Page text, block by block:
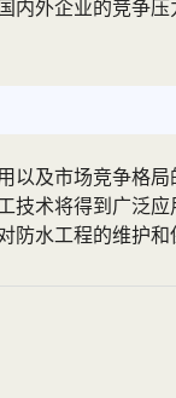
外企业的竞争
及市场竞争格
术将得到广泛
水工程的维护